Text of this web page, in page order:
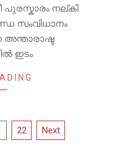
പുരസ്കാരം നല്കി
സംവിധാനം
അന്താരാഷ്ട
ഇടം
22 Next